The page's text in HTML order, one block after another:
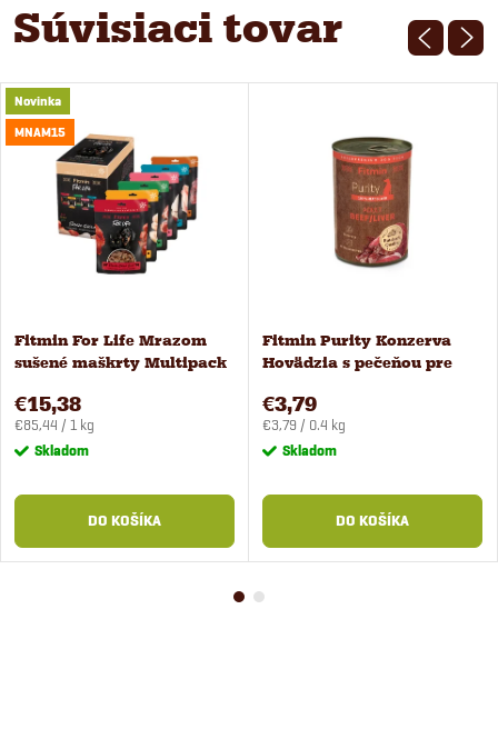
Súvisiaci tovar
Novinka
MNAM15
Fitmin For Life Mrazom
sušené maškrty Multipack
€15,38
Jednotková
cena:
€85,44 / 1 kg
Skladom
DO KOŠÍKA
Fitmin Purity Konzerva
Hovädzia s pečeňou pre
€3,79
Jednotková
cena:
€3,79 / 0.4 kg
Skladom
DO KOŠÍKA